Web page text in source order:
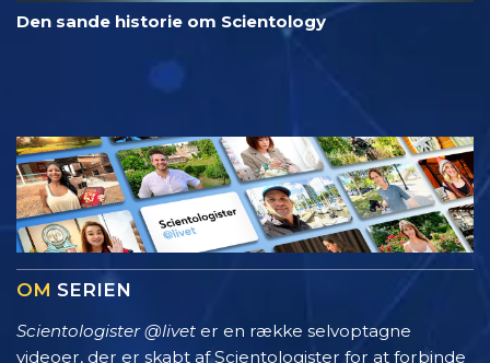
Den sande historie om Scientology
OM SERIEN
Scientologister @livet er en række selvoptagne
videoer, der er skabt af Scientologister for at forbinde